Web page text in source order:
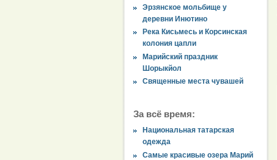
Эрзянское мольбище у
деревни Инютино
Река Кисьмесь и Корсинская
колония цапли
Марийский праздник
Шорыкйол
Священные места чувашей
За всё время:
Национальная татарская
одежда
Самые красивые озера Марий